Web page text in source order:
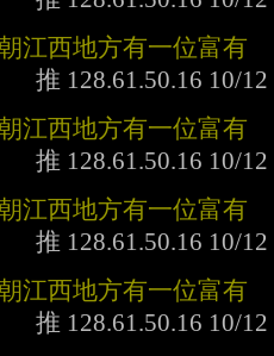
江西地方有一位富有
江西地方有一位富有
江西地方有一位富有
江西地方有一位富有